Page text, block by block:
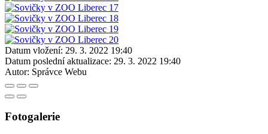
Datum vložení: 29. 3. 2022 19:40
Datum poslední aktualizace: 29. 3. 2022 19:40
Autor: Správce Webu
Fotogalerie